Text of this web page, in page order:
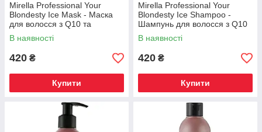
Mirella Professional Your
Blondesty Ice Mask - Маска
для волосся з Q10 та
керамідами
В наявності
420 ₴
Купити
Mirella Professional Your
Blondesty Ice Shampoo -
Шампунь для волосся з Q10
та керамідами
В наявності
420 ₴
Купити